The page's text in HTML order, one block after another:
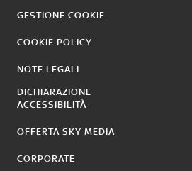
GESTIONE COOKIE
COOKIE POLICY
NOTE LEGALI
DICHIARAZIONE
ACCESSIBILITÀ
OFFERTA SKY MEDIA
CORPORATE